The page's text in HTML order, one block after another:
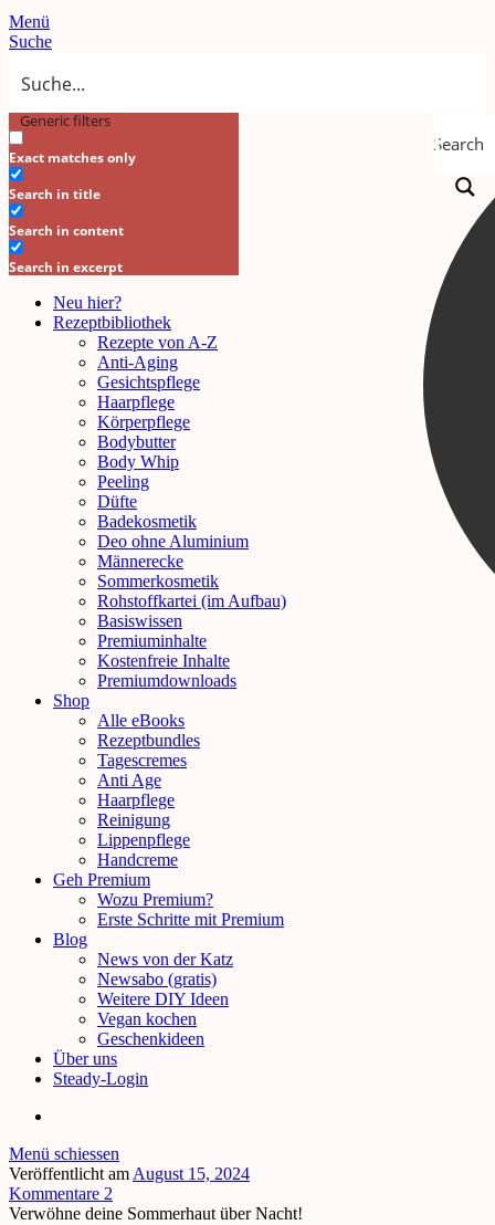
Menü
Suche
Search
Generic filters
Exact matches only
Search in title
Search in content
Search in excerpt
Neu hier?
Rezeptbibliothek
Rezepte von A-Z
Anti-Aging
Gesichtspflege
Haarpflege
Körperpflege
Bodybutter
Body Whip
Peeling
Düfte
Badekosmetik
Deo ohne Aluminium
Männerecke
Sommerkosmetik
Rohstoffkartei (im Aufbau)
Basiswissen
Premiuminhalte
Kostenfreie Inhalte
Premiumdownloads
Shop
Alle eBooks
Rezeptbundles
Tagescremes
Anti Age
Haarpflege
Reinigung
Lippenpflege
Handcreme
Geh Premium
Wozu Premium?
Erste Schritte mit Premium
Blog
News von der Katz
Newsabo (gratis)
Weitere DIY Ideen
Vegan kochen
Geschenkideen
Über uns
Steady-Login
Menü schiessen
Veröffentlicht amAugust 15, 2024
Kommentare 2
Verwöhne deine Sommerhaut über Nacht!